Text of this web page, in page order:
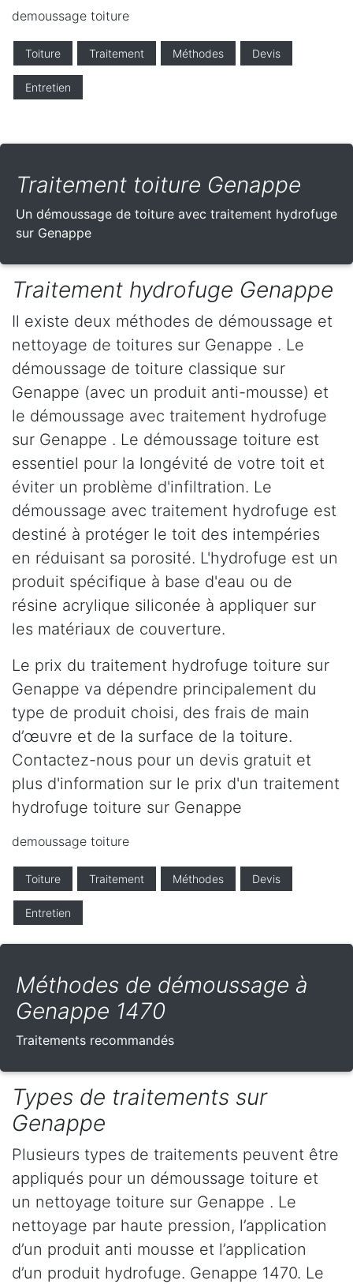
demoussage toiture
Toiture Traitement Méthodes Devis
Entretien
Traitement toiture Genappe
Un démoussage de toiture avec traitement hydrofuge
sur Genappe
Traitement hydrofuge Genappe
Il existe deux méthodes de démoussage et
nettoyage de toitures sur Genappe . Le
démoussage de toiture classique sur
Genappe (avec un produit anti-mousse) et
le démoussage avec traitement hydrofuge
sur Genappe . Le démoussage toiture est
essentiel pour la longévité de votre toit et
éviter un problème d'infiltration. Le
démoussage avec traitement hydrofuge est
destiné à protéger le toit des intempéries
en réduisant sa porosité. L'hydrofuge est un
produit spécifique à base d'eau ou de
résine acrylique siliconée à appliquer sur
les matériaux de couverture.
Le prix du traitement hydrofuge toiture sur
Genappe va dépendre principalement du
type de produit choisi, des frais de main
d’œuvre et de la surface de la toiture.
Contactez-nous pour un devis gratuit et
plus d'information sur le prix d'un traitement
hydrofuge toiture sur Genappe
demoussage toiture
Toiture Traitement Méthodes Devis
Entretien
Méthodes de démoussage à
Genappe 1470
Traitements recommandés
Types de traitements sur
Genappe
Plusieurs types de traitements peuvent être
appliqués pour un démoussage toiture et
un nettoyage toiture sur Genappe . Le
nettoyage par haute pression, l’application
d’un produit anti mousse et l’application
d’un produit hydrofuge. Genappe 1470. Le